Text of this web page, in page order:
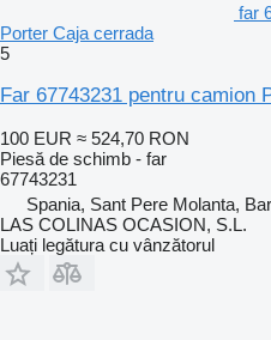
far
Porter Caja cerrada
5
Far 67743231 pentru camion
100 EUR ≈ 524,70 RON
Piesă de schimb - far
67743231
Spania, Sant Pere Molanta,
LAS COLINAS OCASION, S.L.
Luați legătura cu vânzătorul